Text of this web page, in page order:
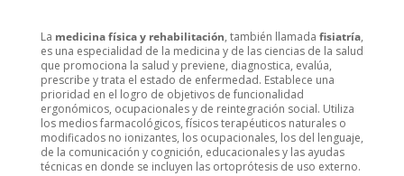
La medicina física y rehabilitación, también llamada fisiatría,
es una especialidad de la medicina y de las ciencias de la salud
que promociona la salud y previene, diagnostica, evalúa,
prescribe y trata el estado de enfermedad. Establece una
prioridad en el logro de objetivos de funcionalidad
ergonómicos, ocupacionales y de reintegración social. Utiliza
los medios farmacológicos, físicos terapéuticos naturales o
modificados no ionizantes, los ocupacionales, los del lenguaje,
de la comunicación y cognición, educacionales y las ayudas
técnicas en donde se incluyen las ortoprótesis de uso externo.